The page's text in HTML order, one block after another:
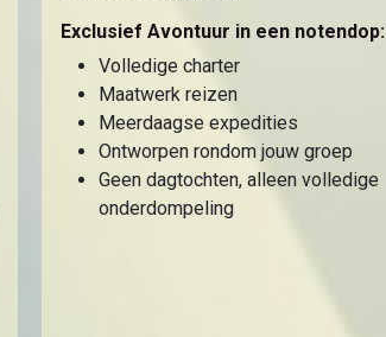
Exclusief Avontuur in een notendop:
Volledige charter
Maatwerk reizen
Meerdaagse expedities
Ontworpen rondom jouw groep
Geen dagtochten, alleen volledige
onderdompeling